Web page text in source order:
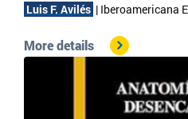
Luis F. Avilés | Iberoamericana
More details